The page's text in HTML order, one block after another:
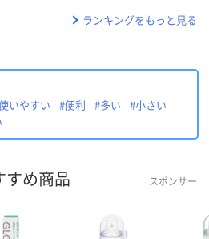
ランキングをもっと見る
いやすい #便利 #多い
#小さい
すめ商品 スポンサー